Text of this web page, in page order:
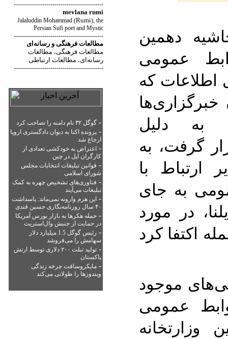
--------------------------------------------
mevlana rumi
Jalaluddin Mohammad (Rumi), the
Persian Sufi poet and Mystic
--------------------------------------------
مطالعات فرهنگی و رسانه‌ای
مطالعات فرهنگی، مطالعات
رسانه‌ای، مطالعات ارتباطی
--------------------------------------------
- گوگل ۳۲ نام دامنه را تصاحب کرد
- پرونده اکتا به دیوان دادگستری اروپا
ارجاع شد
- اعتراض به خودکشی تعدادی از
کارگران اپل در چین
- قوانین تبلیغات انتخابات مجلس
شورای اسلامی
- فناوری‌های تشخیص چهره به کمک
تبلیغات می‌آیند
- این هرم وارونه نمی‌ماند: پاسداشت
۴۰ سال روزنامه‌نگاری حسین قندی
- حمله هکرها به بازار بورس آمریکا
در حمایت از جنبش وال‌استریت
-
رئیس گوگل 1.5 میلیارد دلار
سهامش را می‌فروشد
-
تولید تبلت ۲۰۰ دلاری توسط ارتش
پاکستان
- مایکروسافت چرخه زندگی
ویندوزها را طولانی می‌کند
دهمین
عمومی
اطلاعات که
به دلیل
گرفت، به
ارتباط با
به جای
در مورد
اکتفا کرد
موجود
عمومی
وزارتخانه